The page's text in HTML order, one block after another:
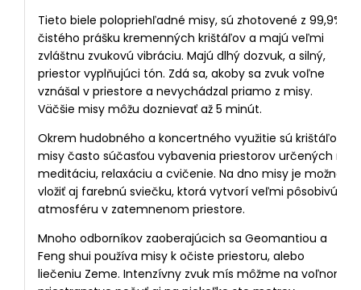
Tieto biele polopriehľadné misy, sú zhotovené z 99,9%
čistého prášku kremenných krištáľov a majú veľmi
zvláštnu zvukovú vibráciu. Majú dlhý dozvuk, a silný,
priestor vyplňujúci tón. Zdá sa, akoby sa zvuk voľne
vznášal v priestore a nevychádzal priamo z misy.
Väčšie misy môžu doznievať až 5 minút.
Okrem hudobného a koncertného využitie sú krištáľové
misy často súčasťou vybavenia priestorov určených na
meditáciu, relaxáciu a cvičenie. Na dno misy je možné
vložiť aj farebnú sviečku, ktorá vytvorí veľmi pôsobivú
atmosféru v zatemnenom priestore.
Mnoho odborníkov zaoberajúcich sa Geomantiou a
Feng shui používa misy k očiste priestoru, alebo
liečeniu Zeme. Intenzívny zvuk mís môžme na voľnom